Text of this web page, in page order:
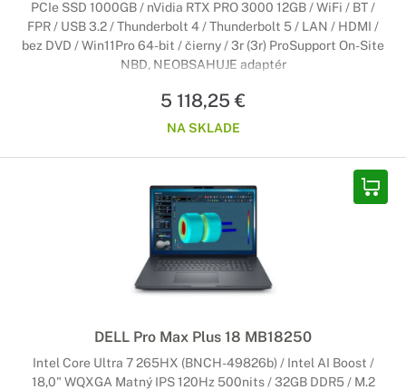
PCIe SSD 1000GB / nVidia RTX PRO 3000 12GB / WiFi / BT /
FPR / USB 3.2 / Thunderbolt 4 / Thunderbolt 5 / LAN / HDMI /
bez DVD / Win11Pro 64-bit / čierny / 3r (3r) ProSupport On-Site
NBD, NEOBSAHUJE adaptér
5 118,25 €
NA SKLADE
DELL Pro Max Plus 18 MB18250
Intel Core Ultra 7 265HX (BNCH-49826b) / Intel AI Boost /
18,0" WQXGA Matný IPS 120Hz 500nits / 32GB DDR5 / M.2